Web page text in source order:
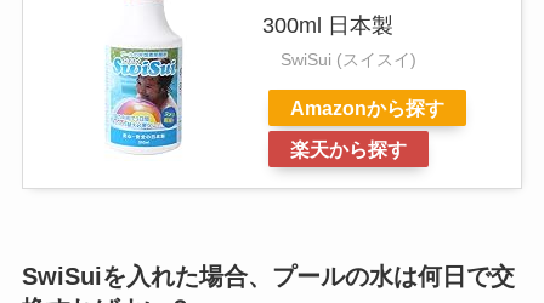
300ml 日本製
SwiSui (スイスイ)
Amazonから探す
楽天から探す
SwiSuiを入れた場合、プールの水は何日で交